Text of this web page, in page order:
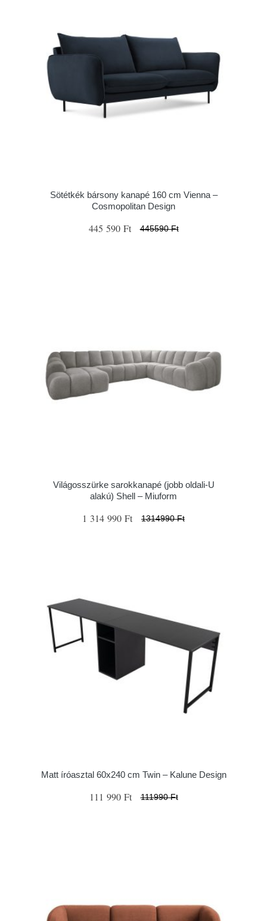
Sötétkék bársony kanapé 160 cm Vienna –
Cosmopolitan Design
445 590 Ft 445590 Ft
Világosszürke sarokkanapé (jobb oldali-U
alakú) Shell – Miuform
1 314 990 Ft 1314990 Ft
Matt íróasztal 60x240 cm Twin – Kalune Design
111 990 Ft 111990 Ft